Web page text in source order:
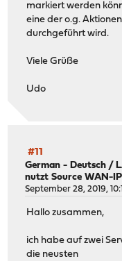
markiert werden
eine der o.g.
durchgeführt wird.
Viele Grüße
Udo
#11
German - Deutsch /
nutzt Source WAN-
September 28, 2019,
Hallo zusammen,
ich habe auf zwei
die neusten